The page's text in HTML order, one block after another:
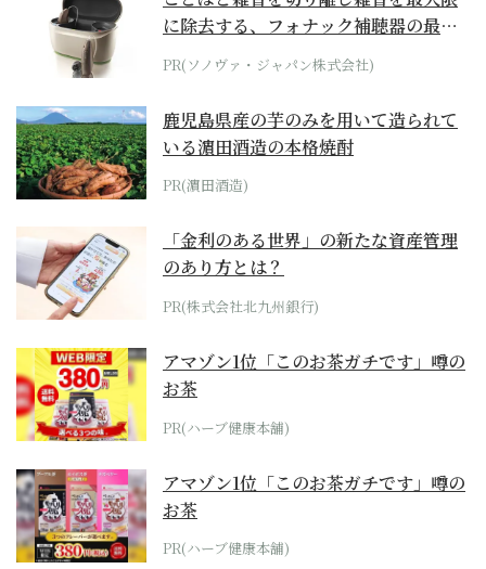
に除去する、フォナック補聴器の最上
位モデル
PR(ソノヴァ・ジャパン株式会社)
鹿児島県産の芋のみを用いて造られて
いる濵田酒造の本格焼酎
PR(濵田酒造)
「金利のある世界」の新たな資産管理
のあり方とは？
PR(株式会社北九州銀行)
アマゾン1位「このお茶ガチです」噂の
お茶
PR(ハーブ健康本舗)
アマゾン1位「このお茶ガチです」噂の
お茶
PR(ハーブ健康本舗)